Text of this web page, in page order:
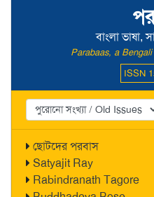
বাংলা ভাষা,
Parabaas, a
ISSN
ছোটদের পরবাস
Satyajit Ray
Rabindranath Tagore